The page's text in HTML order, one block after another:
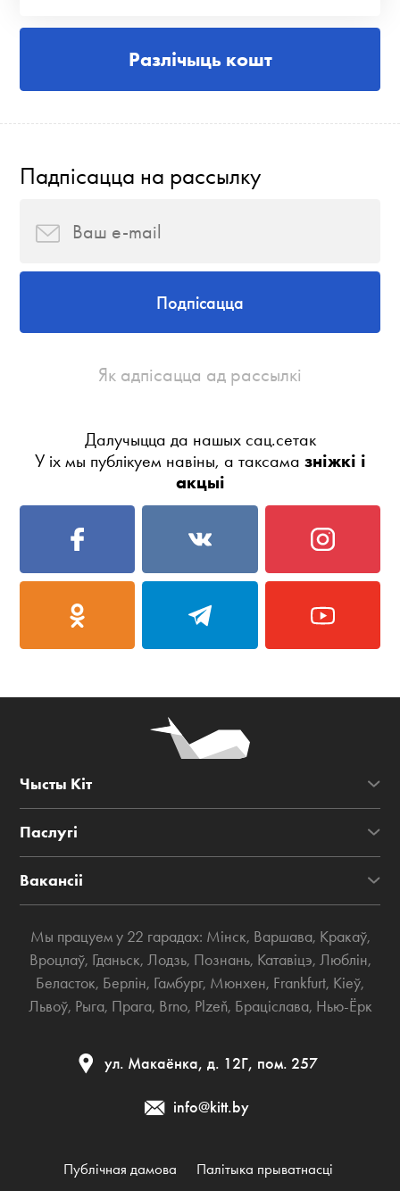
Разлічыць кошт
Падпісацца на рассылку
Подпісацца
Як адпісацца ад рассылкі
Далучыцца да нашых сац.сетак
У іх мы публікуем навіны, а таксама зніжкі і
акцыі
Чысты Кіт
Паслугі
Вакансіі
Мы працуем у 22 гарадах: Мінск, Варшава, Кракаў,
Вроцлаў, Гданьск, Лодзь, Познань, Катавіцэ, Люблін,
Беласток, Берлін, Гамбург, Мюнхен, Frankfurt, Кіеў,
Львоў, Рыга, Прага, Brno, Plzeň, Браціслава, Нью-Ёрк
ул. Макаёнка, д. 12Г, пом. 257
info@kitt.by
Публічная дамова Палітыка прыватнасці